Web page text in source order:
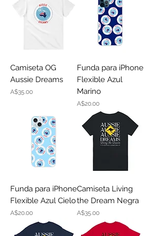
Camiseta OG
Aussie Dreams
Price
A$35.00
Funda para iPhone
Flexible Azul
Marino
Price
A$20.00
Funda para iPhone
Flexible Azul Cielo
Price
A$20.00
Camiseta Living
the Dream Negra
Price
A$35.00